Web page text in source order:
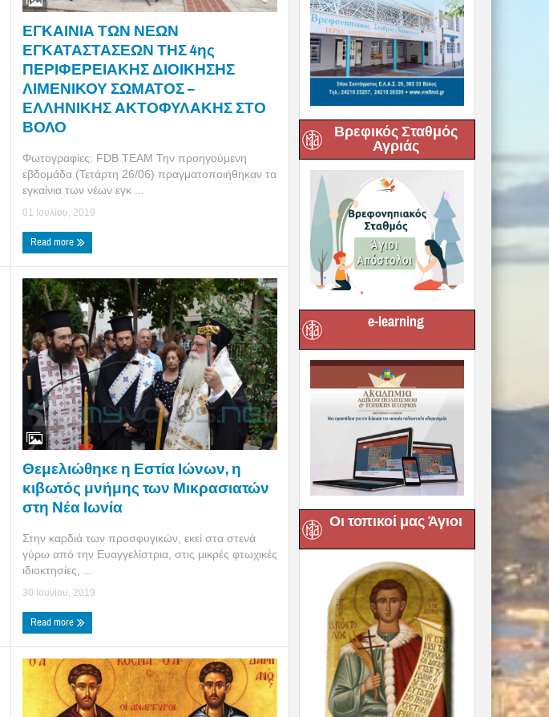
ΕΓΚΑΙΝΙΑ ΤΩΝ ΝΕΩΝ
ΕΓΚΑΤΑΣΤΑΣΕΩΝ ΤΗΣ 4ης
ΠΕΡΙΦΕΡΕΙΑΚΗΣ ΔΙΟΙΚΗΣΗΣ
ΛΙΜΕΝΙΚΟΥ ΣΩΜΑΤΟΣ –
ΕΛΛΗΝΙΚΗΣ ΑΚΤΟΦΥΛΑΚΗΣ ΣΤΟ
ΒΟΛΟ
Φωτογραφίες: FDB TEAM Την προηγούμενη
εβδομάδα (Τετάρτη 26/06) πραγματοποιήθηκαν τα
εγκαίνια των νέων εγκ ...
01 Ιουλίου, 2019
Read more
Θεμελιώθηκε η Εστία Ιώνων, η
κιβωτός μνήμης των Μικρασιατών
στη Νέα Ιωνία
Στην καρδιά των προσφυγικών, εκεί στα στενά
γύρω από την Ευαγγελίστρια, στις μικρές φτωχικές
ιδιοκτησίες, ...
30 Ιουνίου, 2019
Read more
Βρεφικός Σταθμός
Αγριάς
e-learning
Οι τοπικοί μας Άγιοι